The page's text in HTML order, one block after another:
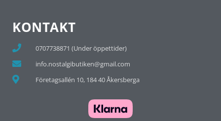
KONTAKT
0707738871 (Under öppettider)
info.nostalgibutiken@gmail.com
Företagsallén 10, 184 40 Åkersberga